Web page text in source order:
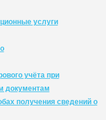
услуги
учёта при
документам
получения сведений о